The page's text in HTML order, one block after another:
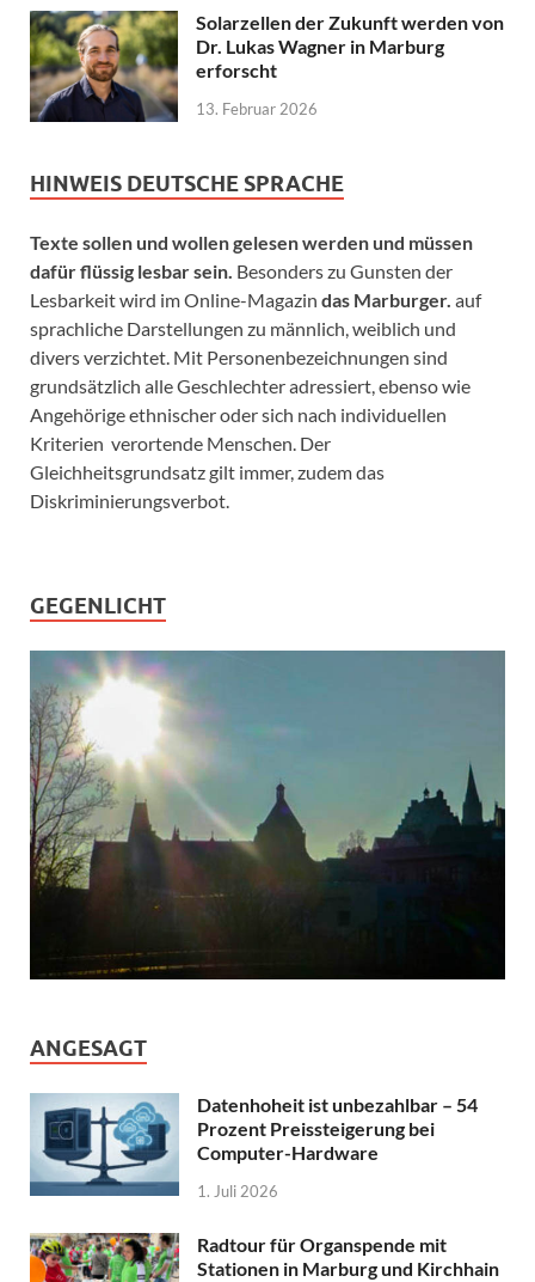
Solarzellen der Zukunft werden von
Dr. Lukas Wagner in Marburg
erforscht
13. Februar 2026
HINWEIS DEUTSCHE SPRACHE
Texte sollen und wollen gelesen werden und müssen
dafür flüssig lesbar sein. Besonders zu Gunsten der
Lesbarkeit wird im Online-Magazin das Marburger. auf
sprachliche Darstellungen zu männlich, weiblich und
divers verzichtet. Mit Personenbezeichnungen sind
grundsätzlich alle Geschlechter adressiert, ebenso wie
Angehörige ethnischer oder sich nach individuellen
Kriterien verortende Menschen. Der
Gleichheitsgrundsatz gilt immer, zudem das
Diskriminierungsverbot.
GEGENLICHT
ANGESAGT
Datenhoheit ist unbezahlbar – 54
Prozent Preissteigerung bei
Computer-Hardware
1. Juli 2026
Radtour für Organspende mit
Stationen in Marburg und Kirchhain